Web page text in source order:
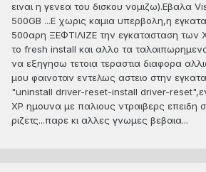
ειναι η γενεα του δισκου νομιζω).Εβαλα
500GB ...Ε χωρις καμια υπερβολη,η
500αρη ΞΕΦΤΙΛΙΖΕ την εγκατασταση
το fresh install και αλλο τα
να εξηγησω τετοια τεραστια διαφορα
μου φαινοταν εντελως αστειο στην
"uninstall driver-reset-install driver-
ΧΡ ημουνα με παλιους ντραιβερς επειδη
ριζετς...παρε κι αλλες γνωμες βεβαια...